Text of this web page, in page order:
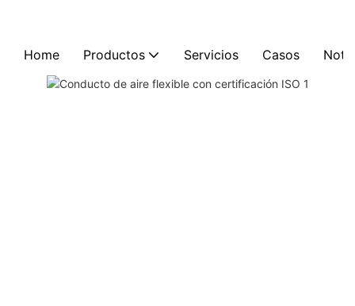
Home Productos Servicios Casos